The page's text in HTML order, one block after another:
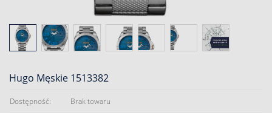
Hugo Męskie 1513382
Dostępność: Brak towaru